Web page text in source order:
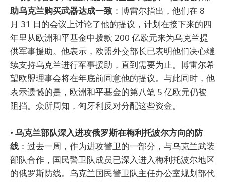
助乌克兰购买武器达成一致 ：博雷尔指出，他们在 8
月 31 日的会议上讨论了他的提议，计划在接下来的四
年里从欧洲和平基金中拨款 200 亿欧元来为乌克兰提
供军事援助。他表示，欧盟外交部长已表明他们决心继
续支持乌克兰进行军事援助，直到需要为止。博雷尔希
望欧盟理事会将在年底前同意他的提议。与此同时，他
表示遗憾的是，欧洲和平基金的第八笔 5 亿欧元仍被
阻挡。众所周知，匈牙利反对分配这些资金。
• 乌克兰部队深入进攻俄罗斯在梅利托波尔方向的防
线 ：过去一周，作为进攻警卫的一部分，与乌克兰武装
部队合作，国民警卫队成员已深入进入梅利托波尔地区
的俄罗斯防线。乌克兰国民警卫队主任办公室规划部代